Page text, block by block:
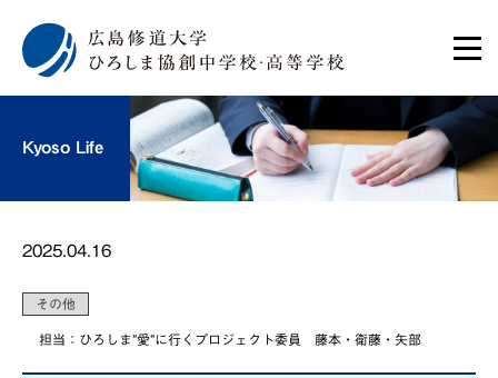
Kyoso Life
2025.04.16
その他
担当：ひろしま”愛”に行くプロジェクト委員 藤本・衛藤・矢部